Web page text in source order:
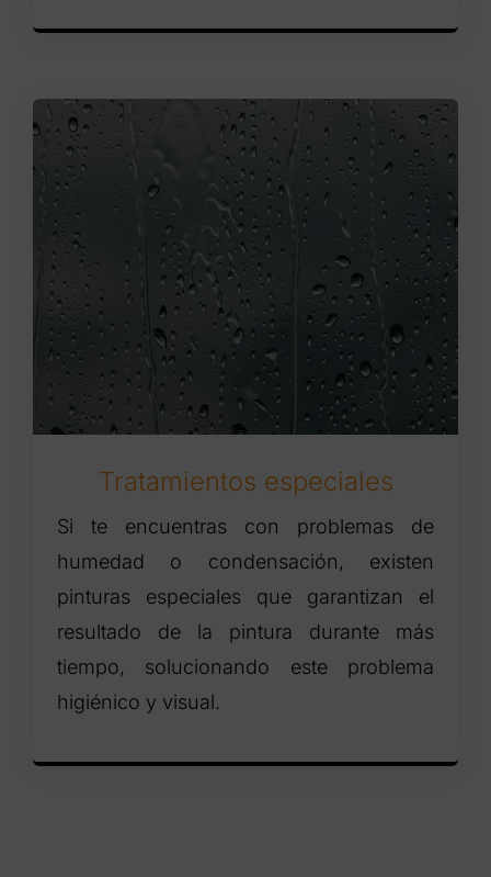
Tratamientos especiales
Si te encuentras con problemas de
humedad o condensación, existen
pinturas especiales que garantizan el
resultado de la pintura durante más
tiempo, solucionando este problema
higiénico y visual.